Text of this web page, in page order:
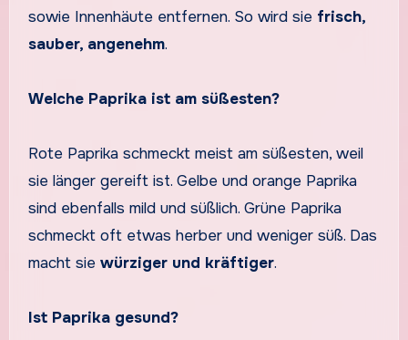
sowie Innenhäute entfernen. So wird sie frisch,
sauber, angenehm.
Welche Paprika ist am süßesten?
Rote Paprika schmeckt meist am süßesten, weil
sie länger gereift ist. Gelbe und orange Paprika
sind ebenfalls mild und süßlich. Grüne Paprika
schmeckt oft etwas herber und weniger süß. Das
macht sie würziger und kräftiger.
Ist Paprika gesund?